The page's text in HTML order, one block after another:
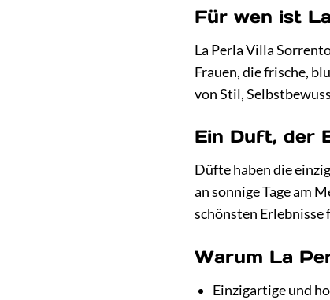
Für wen ist
La Perla Villa
Frauen, die frische,
von Stil,
Ein Duft, der
Düfte haben die
an sonnige Tage am
schönsten
Warum La
Einzigartige und